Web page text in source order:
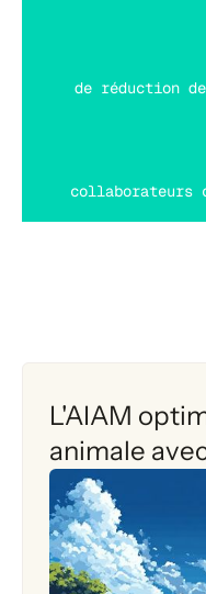
de réduction
collaborateurs
L'AIAM
animale